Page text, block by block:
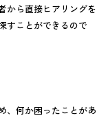
から直接ヒアリングを
すことができるので
、何か困ったことがあ